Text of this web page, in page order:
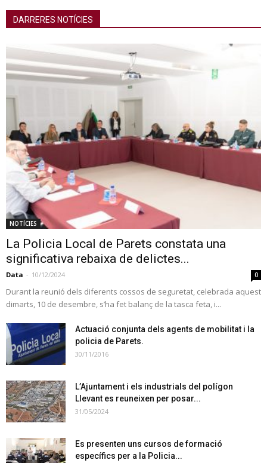
DARRERES NOTÍCIES
NOTÍCIES
La Policia Local de Parets constata una
significativa rebaixa de delictes...
Data - 10/12/2024 0
Durant la reunió dels diferents cossos de seguretat, celebrada aquest
dimarts, 10 de desembre, s’ha fet balanç de la tasca feta, i...
Actuació conjunta dels agents de mobilitat i la
policia de Parets.
30/11/2016
L’Ajuntament i els industrials del polígon
Llevant es reuneixen per posar...
31/05/2024
Es presenten uns cursos de formació
específics per a la Policia...